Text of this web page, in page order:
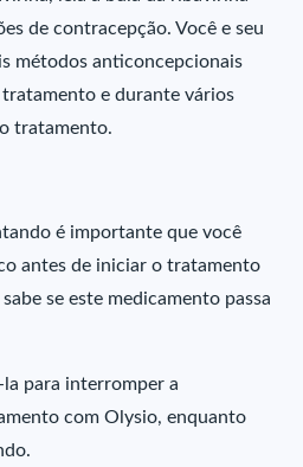
de contracepção. Você e seu
métodos anticoncepcionais
e durante vários
tratamento.
é importante que você
antes de iniciar o tratamento
se este medicamento passa
para interromper a
com Olysio, enquanto